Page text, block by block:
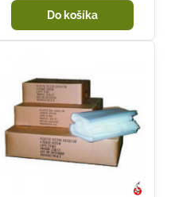
Do košíka